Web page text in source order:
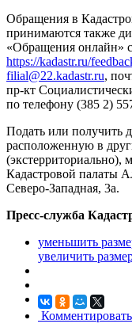
Обращения в
принимаются также
«Обращения онлайн»
https://kadastr.ru/
filial@22.kadastr.ru,
пр-кт
по телефону (385 2)
Подать или получить
расположенную в
(экстерриториально),
Кадастровой палаты
Северо-Западная, 3а.
Пресс-служба
уменьшить
увеличить
Комментировать